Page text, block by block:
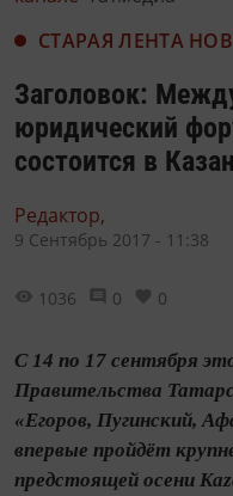
СТАРАЯ ЛЕНТА
Заголовок:
юридический
состоится в
Редактор,
9 Сентябрь 2017 - 11:38
1036 0 0
С 14 по 17 сентября
Правительства
«Егоров, Пугинский,
впервые пройдёт
предстоящей осени